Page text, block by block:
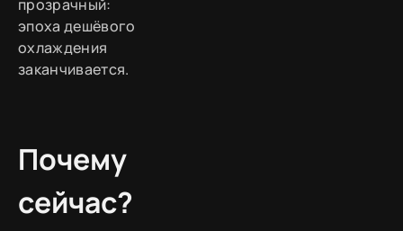
прозрачный:
эпоха дешёвого
охлаждения
заканчивается.
Почему
сейчас?